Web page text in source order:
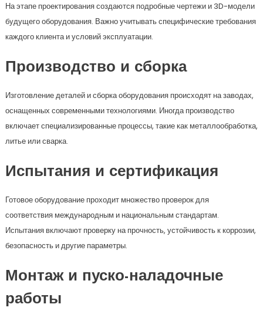
На этапе проектирования создаются подробные чертежи и 3D-модели
будущего оборудования. Важно учитывать специфические требования
каждого клиента и условий эксплуатации.
Производство и сборка
Изготовление деталей и сборка оборудования происходят на заводах,
оснащенных современными технологиями. Иногда производство
включает специализированные процессы, такие как металлообработка,
литье или сварка.
Испытания и сертификация
Готовое оборудование проходит множество проверок для
соответствия международным и национальным стандартам.
Испытания включают проверку на прочность, устойчивость к коррозии,
безопасность и другие параметры.
Монтаж и пуско-наладочные
работы